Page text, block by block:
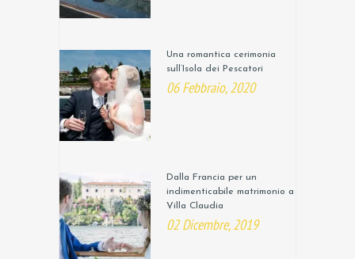
Una romantica cerimonia
sull’Isola dei Pescatori
06 Febbraio, 2020
Dalla Francia per un
indimenticabile matrimonio a
Villa Claudia
02 Dicembre, 2019